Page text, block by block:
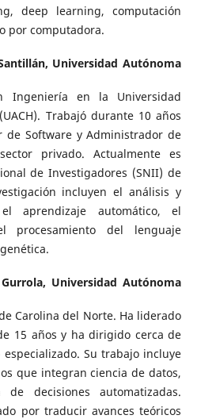
deep learning, computación
por computadora.
Universidad Autónoma
Ingeniería en la Universidad
Trabajó durante 10 años
de Software y Administrador de
privado. Actualmente es
de Investigadores (SNII) de
incluyen el análisis y
aprendizaje automático, el
procesamiento del lenguaje
Universidad Autónoma
Carolina del Norte. Ha liderado
15 años y ha dirigido cerca de
Su trabajo incluye
que integran ciencia de datos,
decisiones automatizadas.
por traducir avances teóricos